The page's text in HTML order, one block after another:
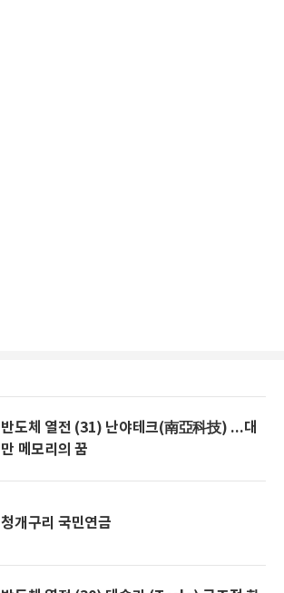
반도체 열전 (31) 난야테크(南亞科技) ...대
만 메모리의 꿈
청개구리 국민연금